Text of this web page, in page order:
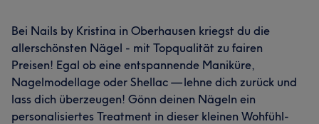
Bei Nails by Kristina in Oberhausen kriegst du die
allerschönsten Nägel - mit Topqualität zu fairen
Preisen! Egal ob eine entspannende Maniküre,
Nagelmodellage oder Shellac — lehne dich zurück und
lass dich überzeugen! Gönn deinen Nägeln ein
personalisiertes Treatment in dieser kleinen Wohfühl-